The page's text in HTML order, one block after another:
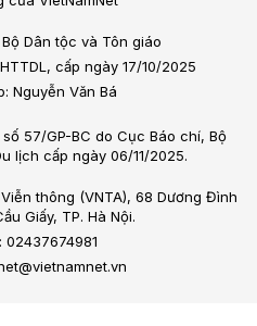
Dân tộc và Tôn giáo
cấp ngày 17/10/2025
Nguyễn Văn Bá
57/GP-BC do Cục Báo chí, Bộ
lịch cấp ngày 06/11/2025.
thông (VNTA), 68 Dương Đình
Giấy, TP. Hà Nội.
02437674981